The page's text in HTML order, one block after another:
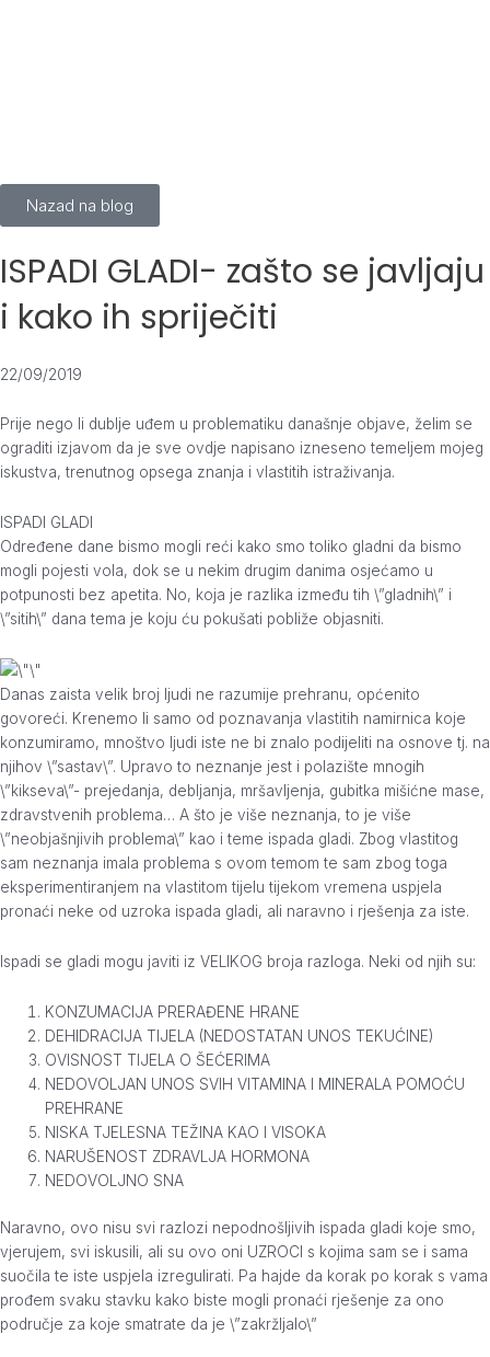
Nazad na blog
ISPADI GLADI- zašto se javljaju
i kako ih spriječiti
22/09/2019
Prije nego li dublje uđem u problematiku današnje objave, želim se
ograditi izjavom da je sve ovdje napisano izneseno temeljem mojeg
iskustva, trenutnog opsega znanja i vlastitih istraživanja.
ISPADI GLADI
Određene dane bismo mogli reći kako smo toliko gladni da bismo
mogli pojesti vola, dok se u nekim drugim danima osjećamo u
potpunosti bez apetita. No, koja je razlika između tih \”gladnih\” i
\”sitih\” dana tema je koju ću pokušati pobliže objasniti.
Danas zaista velik broj ljudi ne razumije prehranu, općenito
govoreći. Krenemo li samo od poznavanja vlastitih namirnica koje
konzumiramo, mnoštvo ljudi iste ne bi znalo podijeliti na osnove tj. na
njihov \”sastav\”. Upravo to neznanje jest i polazište mnogih
\”kikseva\”- prejedanja, debljanja, mršavljenja, gubitka mišićne mase,
zdravstvenih problema… A što je više neznanja, to je više
\”neobjašnjivih problema\” kao i teme ispada gladi. Zbog vlastitog
sam neznanja imala problema s ovom temom te sam zbog toga
eksperimentiranjem na vlastitom tijelu tijekom vremena uspjela
pronaći neke od uzroka ispada gladi, ali naravno i rješenja za iste.
Ispadi se gladi mogu javiti iz VELIKOG broja razloga. Neki od njih su:
KONZUMACIJA PRERAĐENE HRANE
DEHIDRACIJA TIJELA (NEDOSTATAN UNOS TEKUĆINE)
OVISNOST TIJELA O ŠEĆERIMA
NEDOVOLJAN UNOS SVIH VITAMINA I MINERALA POMOĆU
PREHRANE
NISKA TJELESNA TEŽINA KAO I VISOKA
NARUŠENOST ZDRAVLJA HORMONA
NEDOVOLJNO SNA
Naravno, ovo nisu svi razlozi nepodnošljivih ispada gladi koje smo,
vjerujem, svi iskusili, ali su ovo oni UZROCI s kojima sam se i sama
suočila te iste uspjela izregulirati. Pa hajde da korak po korak s vama
prođem svaku stavku kako biste mogli pronaći rješenje za ono
područje za koje smatrate da je \”zakržljalo\”